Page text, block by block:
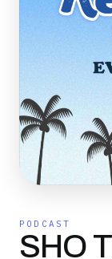
PODCAST
SHO